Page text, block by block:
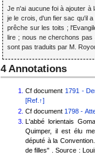
Je n'ai aucune foi à ajouter à
je le crois, d'un fier sac qu'il
prêche sur les toits ;
lire ; nous ne cherchons pas
sont pas traduits par M.
4 Annotations
Cf document 1791 -
[Ref.↑]
Cf document 1798 -
L'abbé lorientais
Quimper, il est élu
député à la
de filles" . Source :